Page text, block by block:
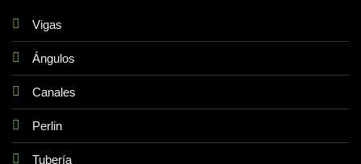
Vigas
Ángulos
Canales
Perlin
Tubería